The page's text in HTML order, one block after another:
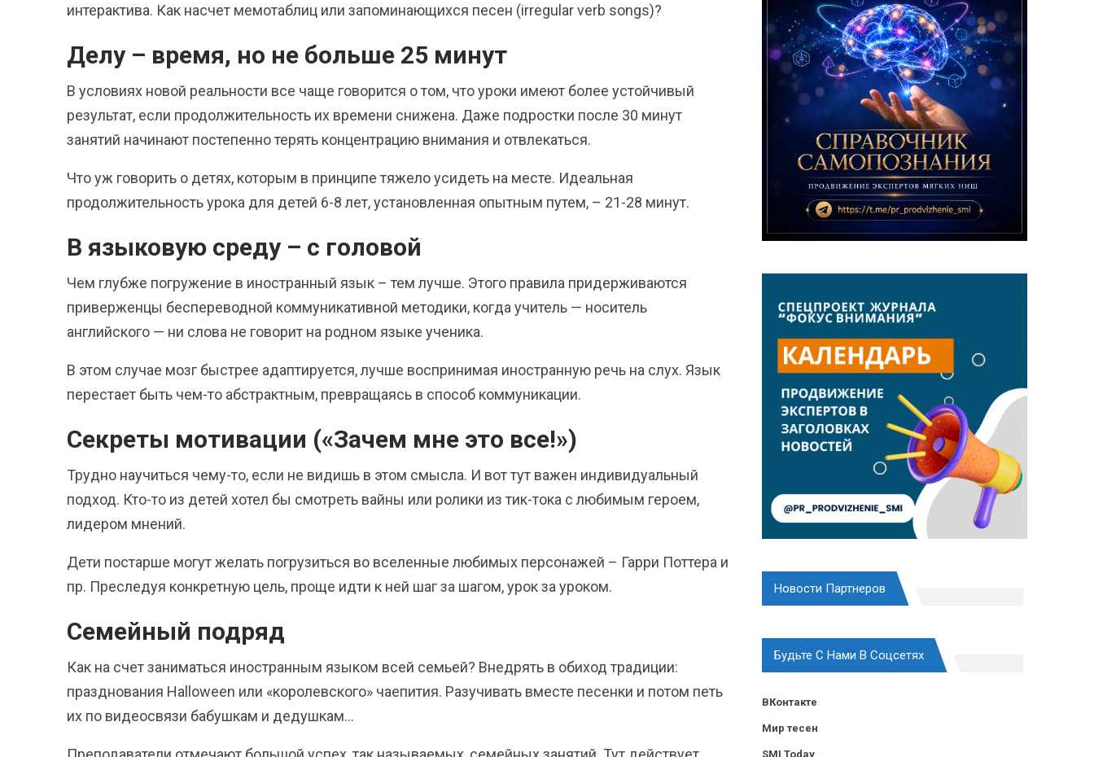
интерактива. Как насчет мемотаблиц или запоминающихся песен (irregular verb songs)?
Делу – время, но не больше 25 минут
В условиях новой реальности все чаще говорится о том, что уроки имеют более устойчивый
результат, если продолжительность их времени снижена. Даже подростки после 30 минут
занятий начинают постепенно терять концентрацию внимания и отвлекаться.
Что уж говорить о детях, которым в принципе тяжело усидеть на месте. Идеальная
продолжительность урока для детей 6-8 лет, установленная опытным путем, – 21-28 минут.
В языковую среду – с головой
Чем глубже погружение в иностранный язык – тем лучше. Этого правила придерживаются
приверженцы беспереводной коммуникативной методики, когда учитель — носитель
английского — ни слова не говорит на родном языке ученика.
В этом случае мозг быстрее адаптируется, лучше воспринимая иностранную речь на слух. Язык
перестает быть чем-то абстрактным, превращаясь в способ коммуникации.
Секреты мотивации («Зачем мне это все!»)
Трудно научиться чему-то, если не видишь в этом смысла. И вот тут важен индивидуальный
подход. Кто-то из детей хотел бы смотреть вайны или ролики из тик-тока с любимым героем,
лидером мнений.
Дети постарше могут желать погрузиться во вселенные любимых персонажей – Гарри Поттера и
пр. Преследуя конкретную цель, проще идти к ней шаг за шагом, урок за уроком.
Семейный подряд
Как на счет заниматься иностранным языком всей семьей? Внедрять в обиход традиции:
празднования Halloween или «королевского» чаепития. Разучивать вместе песенки и потом петь
их по видеосвязи бабушкам и дедушкам…
Новости Партнеров
Будьте С Нами В Соцсетях
ВКонтакте
Мир тесен
SMI Today